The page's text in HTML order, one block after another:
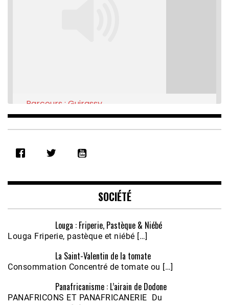
RSS FEED
EMBED
Parcours : Guirassy
Feb 16, 2021 • 28:08
Écoutez le parcours de Claudiane Kapia
SOCIÉTÉ
Louga : Friperie, Pastèque & Niébé
Louga Friperie, pastèque et niébé […]
La Saint-Valentin de la tomate
Consommation Concentré de tomate ou […]
Panafricanisme : L’airain de Dodone
PANAFRICONS ET PANAFRICANERIE Du